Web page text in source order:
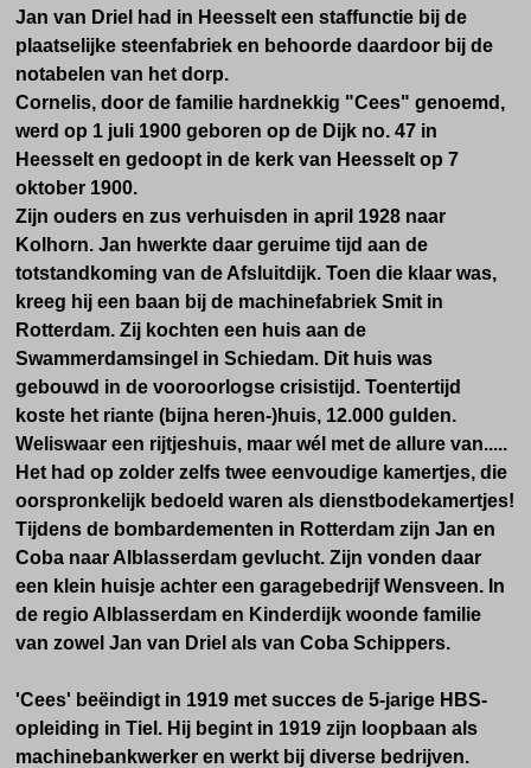
Jan van Driel had in Heesselt een staffunctie bij de
plaatselijke steenfabriek en behoorde daardoor bij de
notabelen van het dorp.
Cornelis, door de familie hardnekkig "Cees" genoemd,
werd op 1 juli 1900 geboren op de Dijk no. 47 in
Heesselt en gedoopt in de kerk van Heesselt op 7
oktober 1900.
Zijn ouders en zus verhuisden in april 1928 naar
Kolhorn. Jan hwerkte daar geruime tijd aan de
totstandkoming van de Afsluitdijk. Toen die klaar was,
kreeg hij een baan bij de machinefabriek Smit in
Rotterdam. Zij kochten een huis aan de
Swammerdamsingel in Schiedam. Dit huis was
gebouwd in de vooroorlogse crisistijd. Toentertijd
koste het riante (bijna heren-)huis, 12.000 gulden.
Weliswaar een rijtjeshuis, maar wél met de allure van.....
Het had op zolder zelfs twee eenvoudige kamertjes, die
oorspronkelijk bedoeld waren als dienstbodekamertjes!
Tijdens de bombardementen in Rotterdam zijn Jan en
Coba naar Alblasserdam gevlucht. Zijn vonden daar
een klein huisje achter een garagebedrijf Wensveen. In
de regio Alblasserdam en Kinderdijk woonde familie
van zowel Jan van Driel als van Coba Schippers.
'Cees' beëindigt in 1919 met succes de 5-jarige HBS-
opleiding in Tiel. Hij begint in 1919 zijn loopbaan als
machinebankwerker en werkt bij diverse bedrijven.